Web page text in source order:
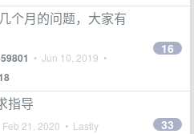
个月的问题，大家有
• Jun 10, 2019 •
16
指导
Feb 21, 2020 • Lastly
33